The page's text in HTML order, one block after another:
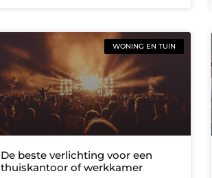
WONING EN TUIN
De beste verlichting voor een
thuiskantoor of werkkamer